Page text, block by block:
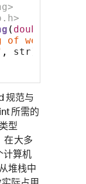
( double
of weight
, str
规范与
所需的
型
在大多
计算机
堆栈中